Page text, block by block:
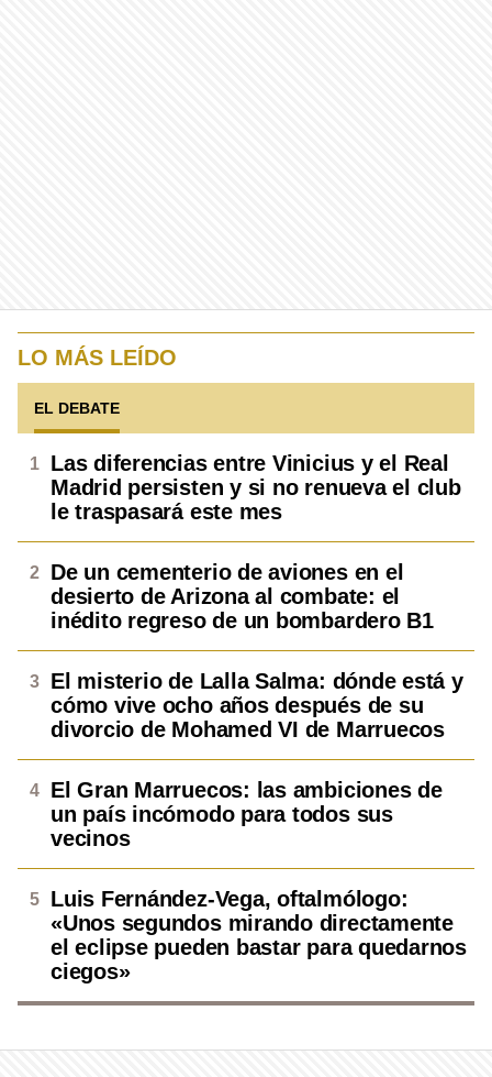
LO MÁS LEÍDO
EL DEBATE
Las diferencias entre Vinicius y el Real
Madrid persisten y si no renueva el club
le traspasará este mes
De un cementerio de aviones en el
desierto de Arizona al combate: el
inédito regreso de un bombardero B1
El misterio de Lalla Salma: dónde está y
cómo vive ocho años después de su
divorcio de Mohamed VI de Marruecos
El Gran Marruecos: las ambiciones de
un país incómodo para todos sus
vecinos
Luis Fernández-Vega, oftalmólogo:
«Unos segundos mirando directamente
el eclipse pueden bastar para quedarnos
ciegos»